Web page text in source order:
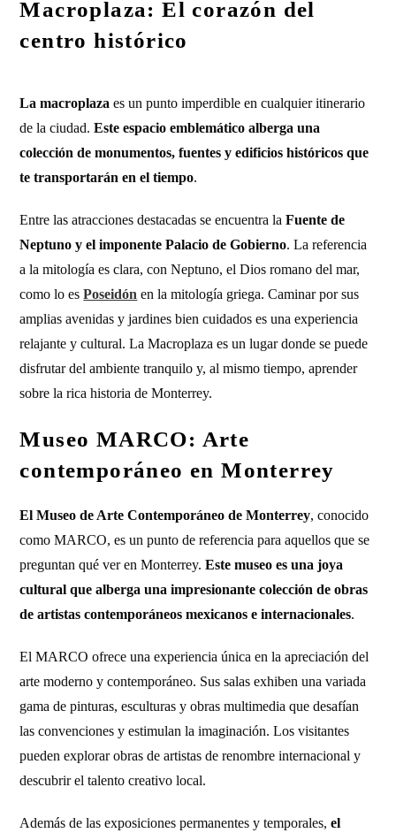
Macroplaza: El corazón del
centro histórico
La macroplaza es un punto imperdible en cualquier itinerario
de la ciudad.Este espacio emblemático alberga una
colección de monumentos, fuentes y edificios históricos que
te transportarán en el tiempo.
Entre las atracciones destacadas se encuentra laFuente de
Neptuno y el imponente Palacio de Gobierno. La referencia
a la mitología es clara, con Neptuno, el Dios romano del mar,
como lo esPoseidón en la mitología griega. Caminar por sus
amplias avenidas y jardines bien cuidados es una experiencia
relajante y cultural. La Macroplaza es un lugar donde se puede
disfrutar del ambiente tranquilo y, al mismo tiempo, aprender
sobre la rica historia de Monterrey.
Museo MARCO: Arte
contemporáneo en Monterrey
El Museo de Arte Contemporáneo de Monterrey, conocido
como MARCO, es un punto de referencia para aquellos que se
preguntan qué ver en Monterrey.Este museo es una joya
cultural que alberga una impresionante colección de obras
de artistas contemporáneos mexicanos e internacionales.
El MARCO ofrece una experiencia única en la apreciación del
arte moderno y contemporáneo. Sus salas exhiben una variada
gama de pinturas, esculturas y obras multimedia que desafían
las convenciones y estimulan la imaginación. Los visitantes
pueden explorar obras de artistas de renombre internacional y
descubrir el talento creativo local.
Además de las exposiciones permanentes y temporales,el